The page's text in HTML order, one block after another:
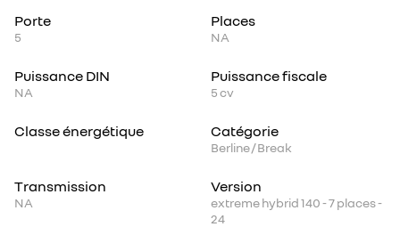
Porte
5
Places
NA
Puissance DIN
NA
Puissance fiscale
5cv
Classe énergétique Catégorie
Berline / Break
Transmission
NA
Version
extreme hybrid 140 - 7 places -
24